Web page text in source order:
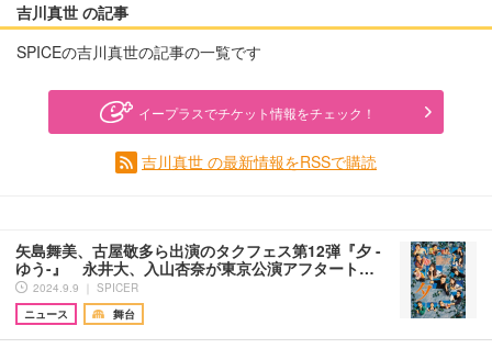
吉川真世 の記事
SPICEの吉川真世の記事の一覧です
イープラスでチケット情報をチェック！
吉川真世 の最新情報をRSSで購読
矢島舞美、古屋敬多ら出演のタクフェス第12弾『夕 -
ゆう-』 永井大、入山杏奈が東京公演アフタート…
2024.9.9 ｜ SPICER
ニュース
舞台